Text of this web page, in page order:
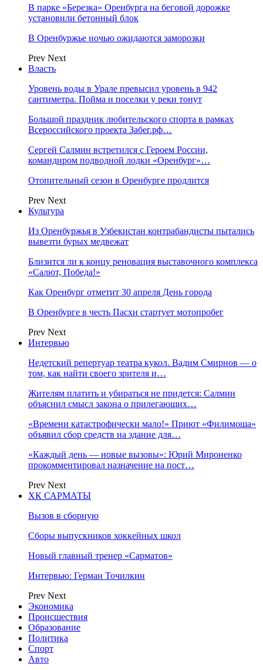
В парке «Березка» Оренбурга на беговой дорожке
установили бетонный блок
В Оренбуржье ночью ожидаются заморозки
Prev Next
Власть
Уровень воды в Урале превысил уровень в 942
сантиметра. Пойма и поселки у реки тонут
Большой праздник любительского спорта в рамках
Всероссийского проекта Забег.рф…
Сергей Салмин встретился с Героем России,
командиром подводной лодки «Оренбург»…
Отопительный сезон в Оренбурге продлится
Prev Next
Культура
Из Оренбуржья в Узбекистан контрабандисты пытались
вывезти бурых медвежат
Близится ли к концу реновация выставочного комплекса
«Салют, Победа!»
Как Оренбург отметит 30 апреля День города
В Оренбурге в честь Пасхи стартует мотопробег
Prev Next
Интервью
Недетский репертуар театра кукол. Вадим Смирнов — о
том, как найти своего зрителя и…
Жителям платить и убираться не придется: Салмин
объяснил смысл закона о прилегающих…
«Времени катастрофически мало!» Приют «Филимоша»
объявил сбор средств на здание для…
«Каждый день — новые вызовы»: Юрий Мироненко
прокомментировал назначение на пост…
Prev Next
ХК САРМАТЫ
Вызов в сборную
Сборы выпускников хоккейных школ
Новый главный тренер «Сарматов»
Интервью: Герман Точилкин
Prev Next
Экономика
Происшествия
Образование
Политика
Спорт
Авто